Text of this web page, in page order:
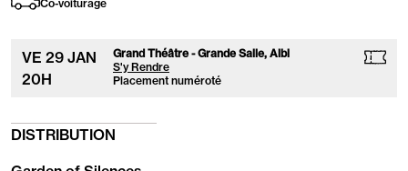
Co-voiturage
VE 29 JAN
20H
Grand Théâtre - Grande Salle, Albi
S'y Rendre
Placement numéroté
DISTRIBUTION